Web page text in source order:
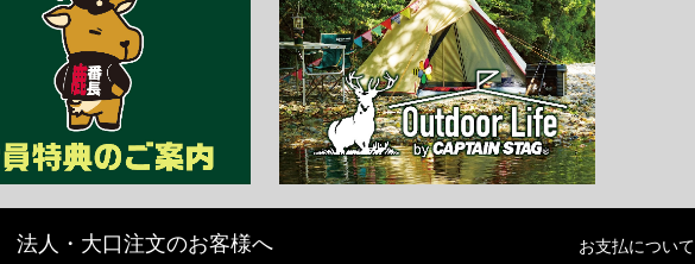
法人・大口注文のお客様へ
お支払について